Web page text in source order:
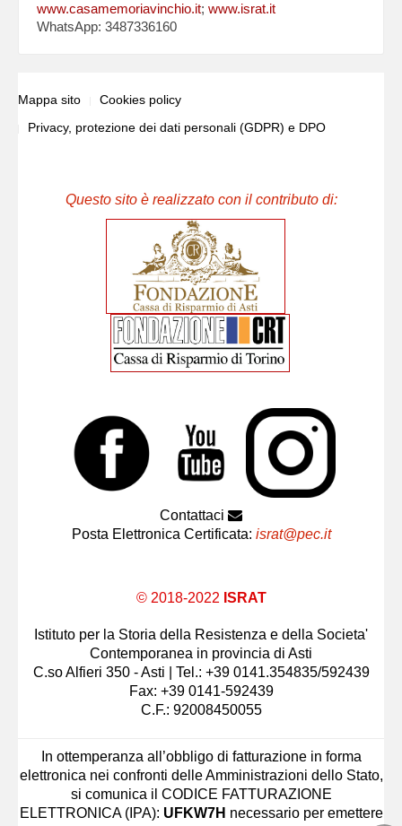
www.casamemoriavinchio.it; www.israt.it
WhatsApp: 3487336160
Mappa sito
Cookies policy
Privacy, protezione dei dati personali (GDPR) e DPO
Questo sito è realizzato con il contributo di:
Contattaci
Posta Elettronica Certificata: israt@pec.it
© 2018-2022 ISRAT
Istituto per la Storia della Resistenza e della Societa'
Contemporanea in provincia di Asti
C.so Alfieri 350 - Asti | Tel.: +39 0141.354835/592439
Fax: +39 0141-592439
C.F.: 92008450055
In ottemperanza all’obbligo di fatturazione in forma
elettronica nei confronti delle Amministrazioni dello Stato,
si comunica il CODICE FATTURAZIONE
ELETTRONICA (IPA): UFKW7H necessario per emettere